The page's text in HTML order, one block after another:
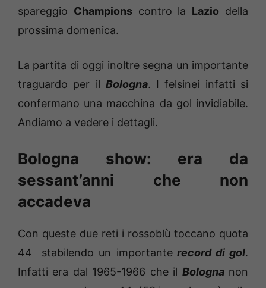
spareggio Championscontro la Lazio della
prossima domenica.
La partita di oggi inoltre segna un importante
traguardo per il Bologna. I felsinei infatti si
confermano una macchina da gol invidiabile.
Andiamo a vedere i dettagli.
Bologna show: era da
sessant’anni che non
accadeva
Con queste due reti i rossoblù toccano quota
44 stabilendo un importanterecord di gol.
Infatti era dal 1965-1966 che il Bolognanon